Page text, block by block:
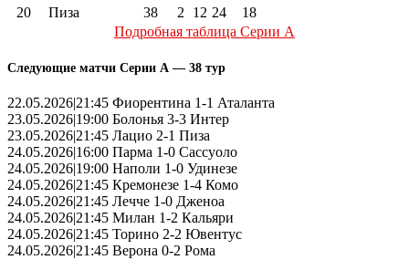
20
Пиза 38 2 12 24
18
Подробная таблица Серии А
Следующие матчи Серии А — 38 тур
22.05.2026|21:45 Фиорентина 1-1 Аталанта
23.05.2026|19:00 Болонья 3-3 Интер
23.05.2026|21:45 Лацио 2-1 Пиза
24.05.2026|16:00 Парма 1-0 Сассуоло
24.05.2026|19:00 Наполи 1-0 Удинезе
24.05.2026|21:45 Кремонезе 1-4 Комо
24.05.2026|21:45 Лечче 1-0 Дженоа
24.05.2026|21:45 Милан 1-2 Кальяри
24.05.2026|21:45 Торино 2-2 Ювентус
24.05.2026|21:45 Верона 0-2 Рома